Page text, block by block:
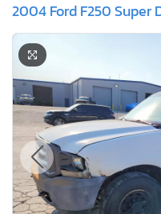
2004 Ford F250 Super